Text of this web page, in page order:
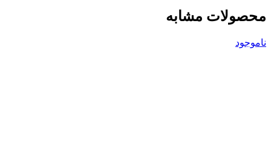
محصولات مشابه
ناموجود